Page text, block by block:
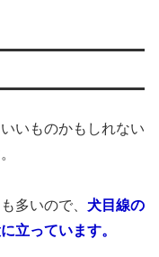
いものかもしれない
多いので、 犬目線の
立っています。